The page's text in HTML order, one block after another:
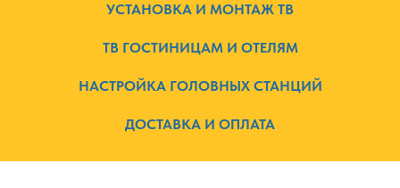
УСТАНОВКА И МОНТАЖ ТВ
ТВ ГОСТИНИЦАМ И ОТЕЛЯМ
НАСТРОЙКА ГОЛОВНЫХ СТАНЦИЙ
ДОСТАВКА И ОПЛАТА